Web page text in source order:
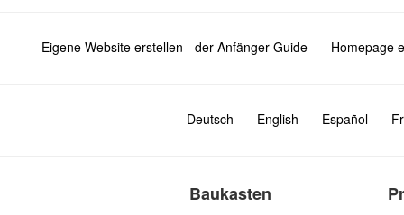
Eigene Website erstellen - der Anfänger Guide Homepage
Deutsch English Español
Baukasten